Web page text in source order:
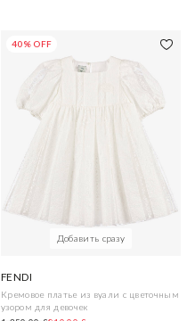
40% OFF
Добавить сразу
FENDI
Кремовое платье из вуали с цветочным
узором для девочек